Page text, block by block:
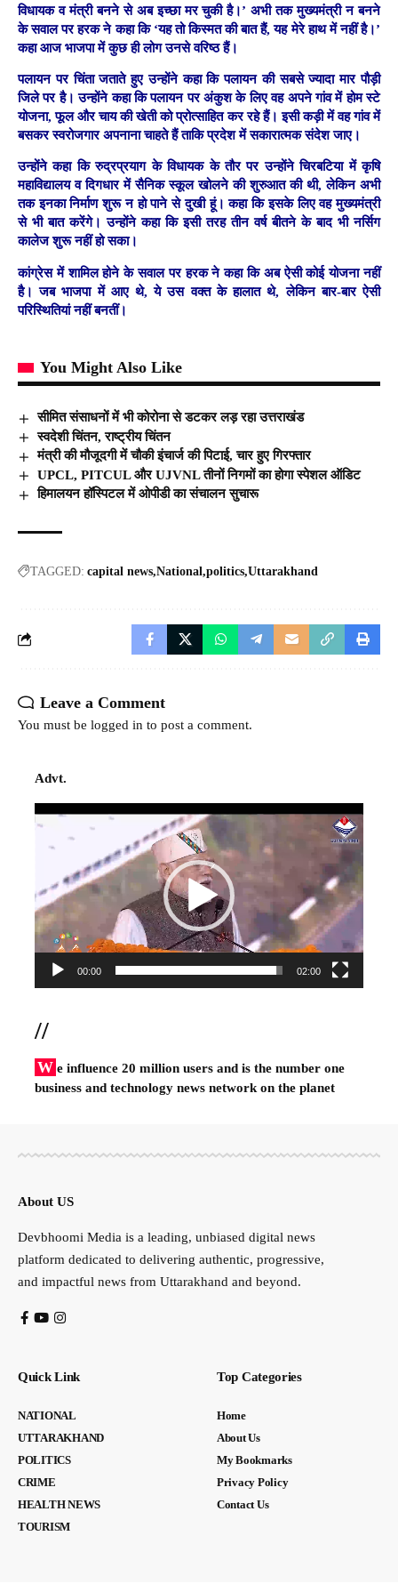
विधायक व मंत्री बनने से अब इच्छा मर चुकी है।’ अभी तक मुख्यमंत्री न बनने
के सवाल पर हरक ने कहा कि ‘यह तो किस्मत की बात हैं, यह मेरे हाथ में नहीं है।’
कहा आज भाजपा में कुछ ही लोग उनसे वरिष्ठ हैं।
पलायन पर चिंता जताते हुए उन्होंने कहा कि पलायन की सबसे ज्यादा मार पौड़ी
जिले पर है। उन्होंने कहा कि पलायन पर अंकुश के लिए वह अपने गांव में होम स्टे
योजना, फूल और चाय की खेती को प्रोत्साहित कर रहे हैं। इसी कड़ी में वह गांव में
बसकर स्वरोजगार अपनाना चाहते हैं ताकि प्रदेश में सकारात्मक संदेश जाए।
उन्होंने कहा कि रुद्रप्रयाग के विधायक के तौर पर उन्होंने चिरबटिया में कृषि
महाविद्यालय व दिगधार में सैनिक स्कूल खोलने की शुरुआत की थी, लेकिन अभी
तक इनका निर्माण शुरू न हो पाने से दुखी हूं। कहा कि इसके लिए वह मुख्यमंत्री
से भी बात करेंगे। उन्होंने कहा कि इसी तरह तीन वर्ष बीतने के बाद भी नर्सिग
कालेज शुरू नहीं हो सका।
कांग्रेस में शामिल होने के सवाल पर हरक ने कहा कि अब ऐसी कोई योजना नहीं
है। जब भाजपा में आए थे, ये उस वक्त के हालात थे, लेकिन बार-बार ऐसी
परिस्थितियां नहीं बनतीं।
You Might Also Like
सीमित संसाधनों में भी कोरोना से डटकर लड़ रहा उत्तराखंड
स्वदेशी चिंतन, राष्ट्रीय चिंतन
मंत्री की मौजूदगी में चौकी इंचार्ज की पिटाई, चार हुए गिरफ्तार
UPCL, PITCUL और UJVNL तीनों निगमों का होगा स्पेशल ऑडिट
हिमालयन हॉस्पिटल में ओपीडी का संचालन सुचारू
TAGGED: capital news National politics Uttarakhand
Leave a Comment
You must be logged in to post a comment.
Advt.
Video
00:00 02:00
//
W e influence 20 million users and is the number one
business and technology news network on the planet
About US
Devbhoomi Media is a leading, unbiased digital news
platform dedicated to delivering authentic, progressive,
and impactful news from Uttarakhand and beyond.
Quick Link
NATIONAL
UTTARAKHAND
POLITICS
CRIME
HEALTH NEWS
TOURISM
Top Categories
Home
About Us
My Bookmarks
Privacy Policy
Contact Us